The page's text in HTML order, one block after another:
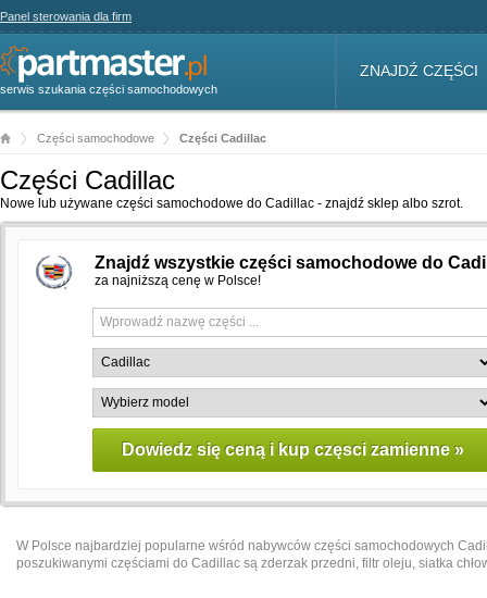
Panel sterowania dla firm
serwis szukania części samochodowych
ZNAJDŹ CZĘŚCI
Części samochodowe Części Cadillac
Części Cadillac
Nowe lub używane części samochodowe do Cadillac - znajdź sklep albo szrot.
Znajdź wszystkie części samochodowe do
za najniższą cenę w Polsce!
W Polsce najbardziej popularne wśród nabywców części samochodowych
poszukiwanymi częściami do Cadillac są zderzak przedni, filtr oleju, siatka